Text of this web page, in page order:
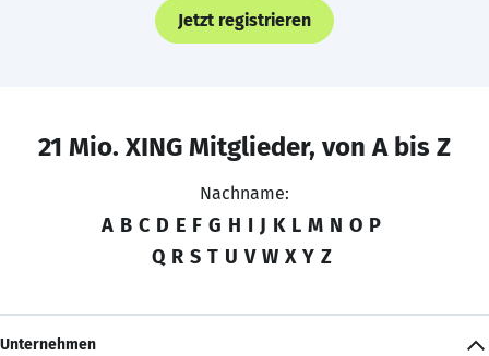
Jetzt registrieren
21 Mio. XING Mitglieder, von A bis Z
Nachname:
A B C D E F G H I J K L M N O P
Q R S T U V W X Y Z
Unternehmen